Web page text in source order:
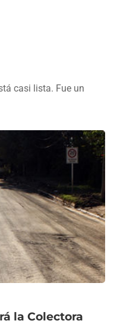
casi lista. Fue un
la Colectora